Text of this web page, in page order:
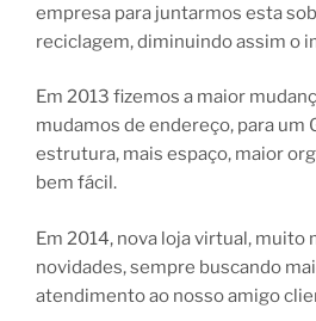
empresa para juntarmos esta
reciclagem, diminuindo assim o
Em 2013 fizemos a maior
mudamos de endereço, para um
estrutura, mais espaço, maior
bem fácil.
Em 2014, nova loja virtual, muito
novidades, sempre buscando
atendimento ao nosso amigo